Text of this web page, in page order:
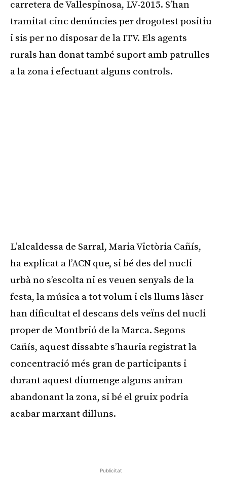
carretera de Vallespinosa, LV-2015. S’han
tramitat cinc denúncies per drogotest positiu
i sis per no disposar de la ITV. Els agents
rurals han donat també suport amb patrulles
a la zona i efectuant alguns controls.
L’alcaldessa de Sarral, Maria Victòria Cañís,
ha explicat a l’ACN que, si bé des del nucli
urbà no s’escolta ni es veuen senyals de la
festa, la música a tot volum i els llums làser
han dificultat el descans dels veïns del nucli
proper de Montbrió de la Marca. Segons
Cañís, aquest dissabte s’hauria registrat la
concentració més gran de participants i
durant aquest diumenge alguns aniran
abandonant la zona, si bé el gruix podria
acabar marxant dilluns.
Publicitat